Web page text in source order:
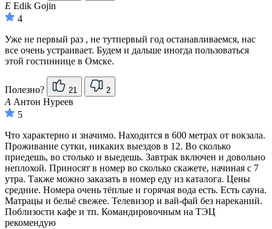
E Edik Gojin
4
Уже не первый раз , не тутпервый год останавливаемся, нас
все очень устраивает. Будем и дальше иногда пользоваться
этой гостиннице в Омске.
Полезно? 21 2
А Антон Нуреев
5
Что характерно и значимо. Находится в 600 метрах от вокзала.
Проживание сутки, никаких выездов в 12. Во сколько
приедешь, во столько и выедешь. Завтрак включен и довольно
неплохой. Приносят в номер во сколько скажете, начиная с 7
утра. Также можно заказать в номер еду из каталога. Цены
средние. Номера очень тёплые и горячая вода есть. Есть сауна.
Матрацы и бельё свежее. Телевизор и вай-фай без нареканий.
Поблизости кафе и тп. Командировочным на ТЭЦ
рекомендую